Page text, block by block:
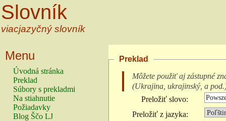
Slovník
viacjazyčný slovník
Menu
Úvodná stránka
Preklad
Súbory s prekladmi
Na stiahnutie
Požiadavky
Blog Ščo LJ
Preklad
Môžete použiť aj zástupné
(Ukrajina, ukrajinský, a pod.
Preložiť slovo:
Preložiť z jazyka: